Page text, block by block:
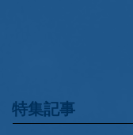
特集記事